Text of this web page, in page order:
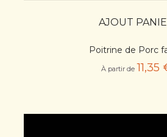
AJOUT
Poitrine de Porc
À partir de 11,35